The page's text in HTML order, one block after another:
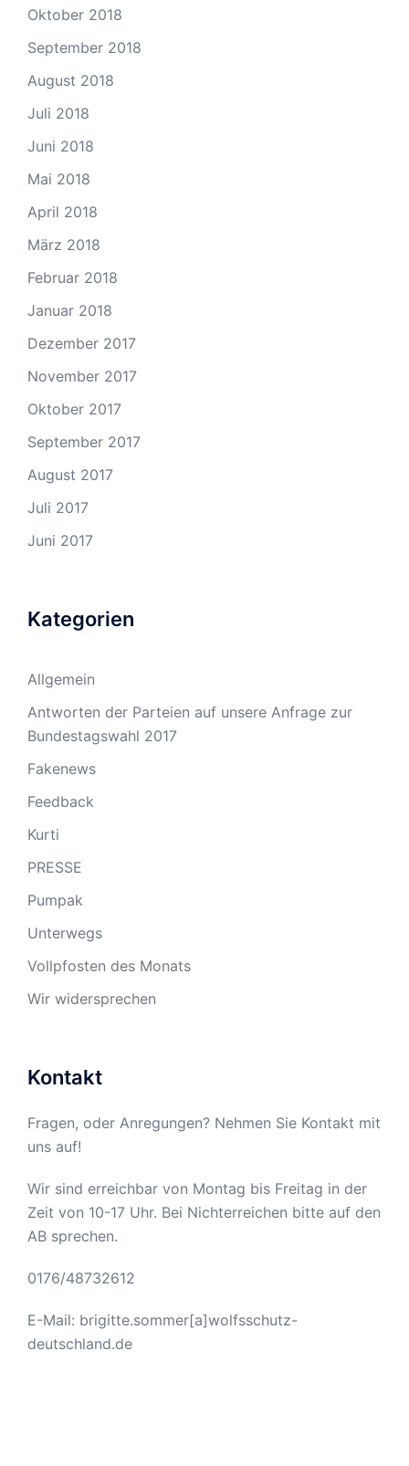
Oktober 2018
September 2018
August 2018
Juli 2018
Juni 2018
Mai 2018
April 2018
März 2018
Februar 2018
Januar 2018
Dezember 2017
November 2017
Oktober 2017
September 2017
August 2017
Juli 2017
Juni 2017
Kategorien
Allgemein
Antworten der Parteien auf unsere Anfrage zur
Bundestagswahl 2017
Fakenews
Feedback
Kurti
PRESSE
Pumpak
Unterwegs
Vollpfosten des Monats
Wir widersprechen
Kontakt
Fragen, oder Anregungen? Nehmen Sie Kontakt mit
uns auf!
Wir sind erreichbar von Montag bis Freitag in der
Zeit von 10-17 Uhr. Bei Nichterreichen bitte auf den
AB sprechen.
0176/48732612
E-Mail: brigitte.sommer[a]wolfsschutz-
deutschland.de